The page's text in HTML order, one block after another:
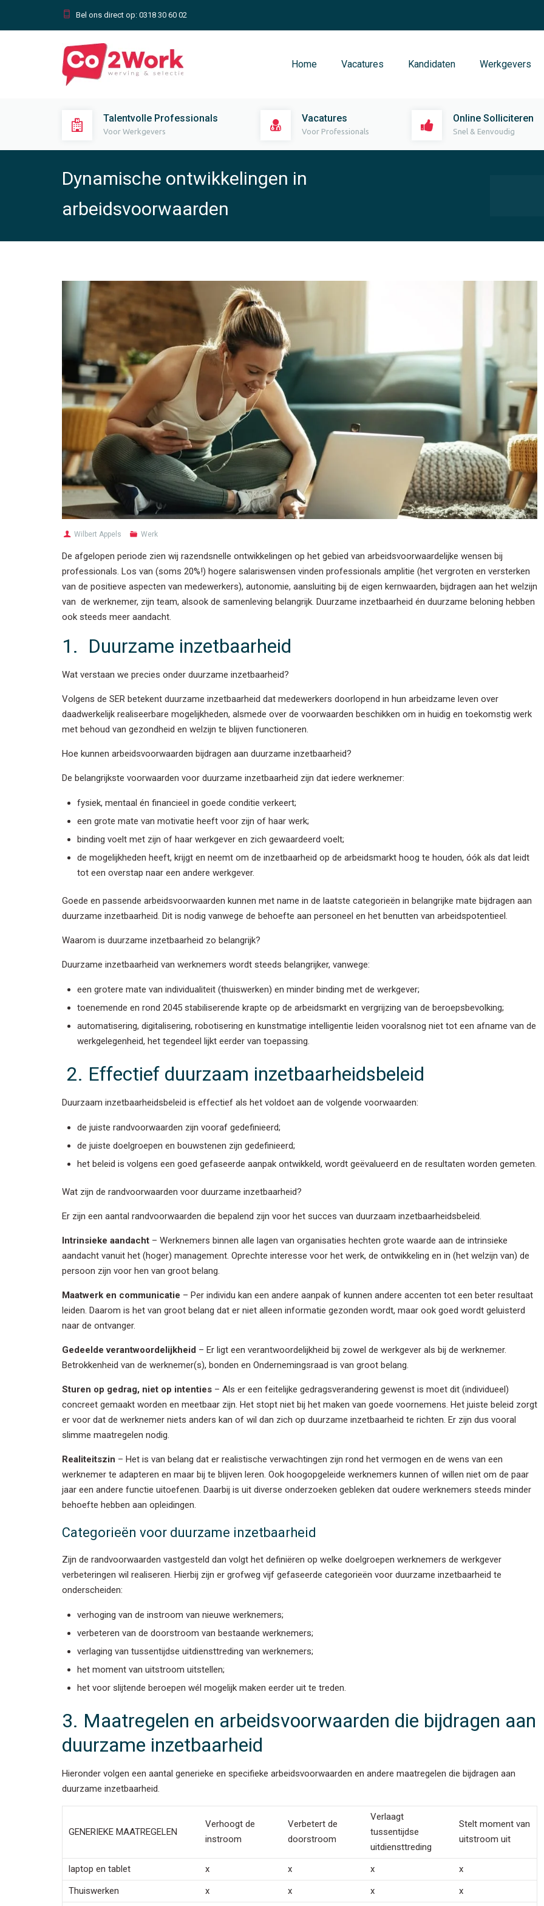
Bel ons direct op: 0318 30 60 02
Home Vacatures Kandidaten Werkgevers
Talentvolle Professionals
Voor Werkgevers
Vacatures
Voor Professionals
Online Solliciteren
Snel & Eenvoudig
Dynamische ontwikkelingen in
arbeidsvoorwaarden
Wilbert Appels Werk
De afgelopen periode zien wij razendsnelle ontwikkelingen op het gebied van arbeidsvoorwaardelijke wensen bij
professionals. Los van (soms 20%!) hogere salariswensen vinden professionals amplitie (het vergroten en versterken
van de positieve aspecten van medewerkers), autonomie, aansluiting bij de eigen kernwaarden, bijdragen aan het welzijn
van de werknemer, zijn team, alsook de samenleving belangrijk. Duurzame inzetbaarheid én duurzame beloning hebben
ook steeds meer aandacht.
1. Duurzame inzetbaarheid
Wat verstaan we precies onder duurzame inzetbaarheid?
Volgens de SER betekent duurzame inzetbaarheid dat medewerkers doorlopend in hun arbeidzame leven over
daadwerkelijk realiseerbare mogelijkheden, alsmede over de voorwaarden beschikken om in huidig en toekomstig werk
met behoud van gezondheid en welzijn te blijven functioneren.
Hoe kunnen arbeidsvoorwaarden bijdragen aan duurzame inzetbaarheid?
De belangrijkste voorwaarden voor duurzame inzetbaarheid zijn dat iedere werknemer:
fysiek, mentaal én financieel in goede conditie verkeert;
een grote mate van motivatie heeft voor zijn of haar werk;
binding voelt met zijn of haar werkgever en zich gewaardeerd voelt;
de mogelijkheden heeft, krijgt en neemt om de inzetbaarheid op de arbeidsmarkt hoog te houden, óók als dat leidt
tot een overstap naar een andere werkgever.
Goede en passende arbeidsvoorwaarden kunnen met name in de laatste categorieën in belangrijke mate bijdragen aan
duurzame inzetbaarheid. Dit is nodig vanwege de behoefte aan personeel en het benutten van arbeidspotentieel.
Waarom is duurzame inzetbaarheid zo belangrijk?
Duurzame inzetbaarheid van werknemers wordt steeds belangrijker, vanwege:
een grotere mate van individualiteit (thuiswerken) en minder binding met de werkgever;
toenemende en rond 2045 stabiliserende krapte op de arbeidsmarkt en vergrijzing van de beroepsbevolking;
automatisering, digitalisering, robotisering en kunstmatige intelligentie leiden vooralsnog niet tot een afname van de
werkgelegenheid, het tegendeel lijkt eerder van toepassing.
2. Effectief duurzaam inzetbaarheidsbeleid
Duurzaam inzetbaarheidsbeleid is effectief als het voldoet aan de volgende voorwaarden:
de juiste randvoorwaarden zijn vooraf gedefinieerd;
de juiste doelgroepen en bouwstenen zijn gedefinieerd;
het beleid is volgens een goed gefaseerde aanpak ontwikkeld, wordt geëvalueerd en de resultaten worden gemeten.
Wat zijn de randvoorwaarden voor duurzame inzetbaarheid?
Er zijn een aantal randvoorwaarden die bepalend zijn voor het succes van duurzaam inzetbaarheidsbeleid.
Intrinsieke aandacht – Werknemers binnen alle lagen van organisaties hechten grote waarde aan de intrinsieke
aandacht vanuit het (hoger) management. Oprechte interesse voor het werk, de ontwikkeling en in (het welzijn van) de
persoon zijn voor hen van groot belang.
Maatwerk en communicatie – Per individu kan een andere aanpak of kunnen andere accenten tot een beter resultaat
leiden. Daarom is het van groot belang dat er niet alleen informatie gezonden wordt, maar ook goed wordt geluisterd
naar de ontvanger.
Gedeelde verantwoordelijkheid – Er ligt een verantwoordelijkheid bij zowel de werkgever als bij de werknemer.
Betrokkenheid van de werknemer(s), bonden en Ondernemingsraad is van groot belang.
Sturen op gedrag, niet op intenties – Als er een feitelijke gedragsverandering gewenst is moet dit (individueel)
concreet gemaakt worden en meetbaar zijn. Het stopt niet bij het maken van goede voornemens. Het juiste beleid zorgt
er voor dat de werknemer niets anders kan of wil dan zich op duurzame inzetbaarheid te richten. Er zijn dus vooral
slimme maatregelen nodig.
Realiteitszin – Het is van belang dat er realistische verwachtingen zijn rond het vermogen en de wens van een
werknemer te adapteren en maar bij te blijven leren. Ook hoogopgeleide werknemers kunnen of willen niet om de paar
jaar een andere functie uitoefenen. Daarbij is uit diverse onderzoeken gebleken dat oudere werknemers steeds minder
behoefte hebben aan opleidingen.
Categorieën voor duurzame inzetbaarheid
Zijn de randvoorwaarden vastgesteld dan volgt het definiëren op welke doelgroepen werknemers de werkgever
verbeteringen wil realiseren. Hierbij zijn er grofweg vijf gefaseerde categorieën voor duurzame inzetbaarheid te
onderscheiden:
verhoging van de instroom van nieuwe werknemers;
verbeteren van de doorstroom van bestaande werknemers;
verlaging van tussentijdse uitdiensttreding van werknemers;
het moment van uitstroom uitstellen;
het voor slijtende beroepen wél mogelijk maken eerder uit te treden.
3. Maatregelen en arbeidsvoorwaarden die bijdragen aan
duurzame inzetbaarheid
Hieronder volgen een aantal generieke en specifieke arbeidsvoorwaarden en andere maatregelen die bijdragen aan
duurzame inzetbaarheid.
GENERIEKE MAATREGELEN
Verhoogt de
instroom
Verbetert de
doorstroom
Verlaagt
tussentijdse
uitdiensttreding
Stelt moment van
uitstroom uit
laptop en tablet x x x
x
Thuiswerken
x x x
x
Inschrijven Nieuwsbrief
Wilt u op de hoogte gehouden worden? Gebruik dan onderstaand formulier om u
voor onze nieuwsbrief.
Voornaam
Achternaam
E-mail*